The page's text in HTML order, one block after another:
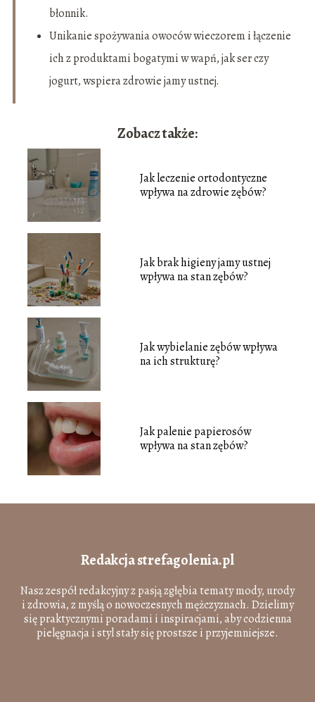
błonnik.
Unikanie spożywania owoców wieczorem i łączenie
ich z produktami bogatymi w wapń, jak ser czy
jogurt, wspiera zdrowie jamy ustnej.
Zobacz także:
Jak leczenie ortodontyczne
wpływa na zdrowie zębów?
Jak brak higieny jamy ustnej
wpływa na stan zębów?
Jak wybielanie zębów wpływa
na ich strukturę?
Jak palenie papierosów
wpływa na stan zębów?
Redakcja strefagolenia.pl
Nasz zespół redakcyjny z pasją zgłębia tematy mody, urody
i zdrowia, z myślą o nowoczesnych mężczyznach. Dzielimy
się praktycznymi poradami i inspiracjami, aby codzienna
pielęgnacja i styl stały się prostsze i przyjemniejsze.